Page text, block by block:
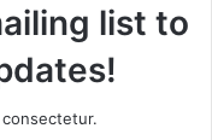
list to